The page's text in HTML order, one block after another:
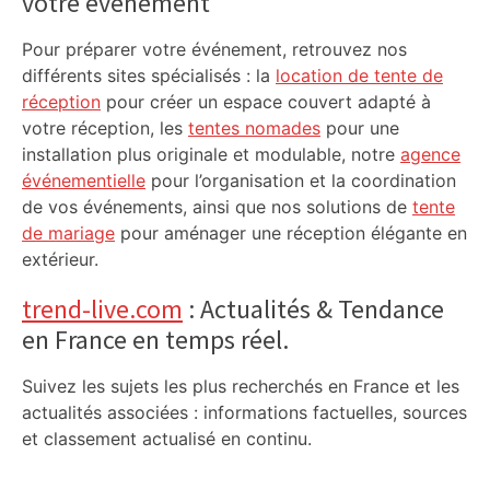
Pour préparer votre événement, retrouvez nos
différents sites spécialisés : la location de tente de
réception pour créer un espace couvert adapté à
votre réception, les tentes nomades pour une
installation plus originale et modulable, notre agence
événementielle pour l’organisation et la coordination
de vos événements, ainsi que nos solutions de tente
de mariage pour aménager une réception élégante en
extérieur.
trend-live.com : Actualités & Tendance
en France en temps réel.
Suivez les sujets les plus recherchés en France et les
actualités associées : informations factuelles, sources
et classement actualisé en continu.